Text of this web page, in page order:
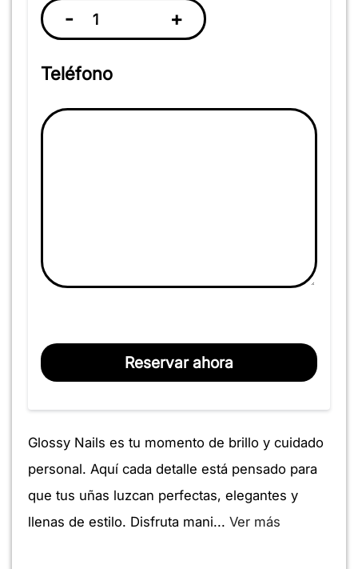
- +
Teléfono
Reservar ahora
Glossy Nails es tu momento de brillo y cuidado
personal. Aquí cada detalle está pensado para
que tus uñas luzcan perfectas, elegantes y
llenas de estilo. Disfruta mani... Ver más